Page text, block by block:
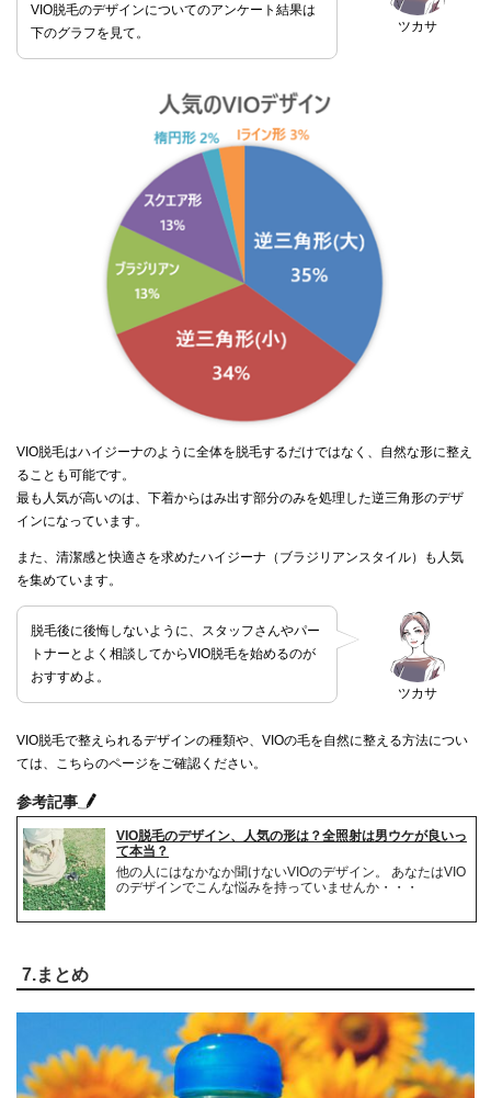
ツカサ
VIO脱毛のデザインについてのアンケート結果は
下のグラフを見て。
VIO脱毛はハイジーナのように全体を脱毛するだけではなく、自然な形に整え
ることも可能です。
最も人気が高いのは、下着からはみ出す部分のみを処理した逆三角形のデザ
インになっています。
また、清潔感と快適さを求めたハイジーナ（ブラジリアンスタイル）も人気
を集めています。
ツカサ
脱毛後に後悔しないように、スタッフさんやパー
トナーとよく相談してからVIO脱毛を始めるのが
おすすめよ。
VIO脱毛で整えられるデザインの種類や、VIOの毛を自然に整える方法につい
ては、こちらのページをご確認ください。
参考記事
VIO脱毛のデザイン、人気の形は？全照射は男ウケが良いっ
て本当？
他の人にはなかなか聞けないVIOのデザイン。 あなたはVIO
のデザインでこんな悩みを持っていませんか・・・
7.まとめ